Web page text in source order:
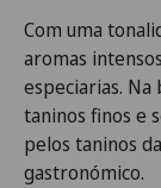
Com uma
aromas
especiarias. Na
taninos finos e
pelos taninos
gastronómico.